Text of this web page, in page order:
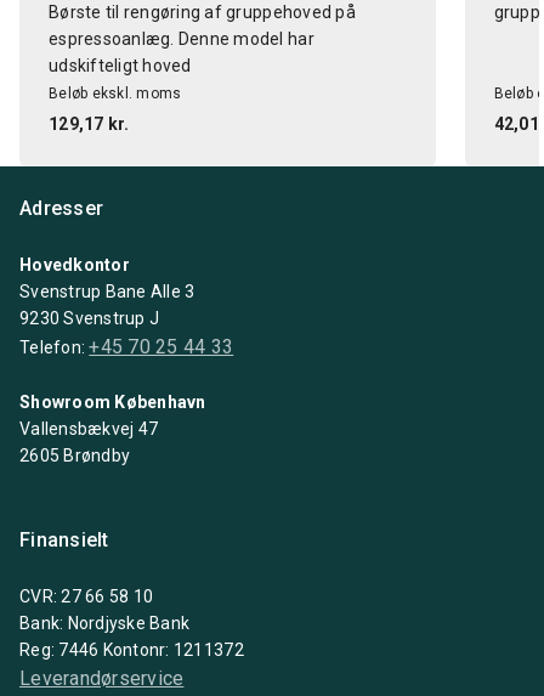
Børste til rengøring af gruppehoved på
espressoanlæg. Denne model har
udskifteligt hoved
Beløb ekskl. moms
129,17 kr.
Beløb
42,01
Adresser
Hovedkontor
Svenstrup Bane Alle 3
9230 Svenstrup J
Telefon:+45 70 25 44 33
Showroom København
Vallensbækvej 47
2605 Brøndby
Finansielt
CVR: 27 66 58 10
Bank: Nordjyske Bank
Reg: 7446 Kontonr: 1211372
Leverandørservice